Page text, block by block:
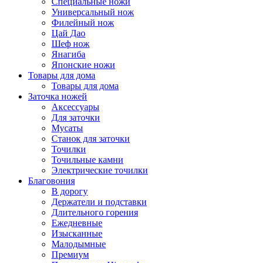
Универсальный нож
Филейный нож
Цай Дао
Шеф нож
Янагиба
Японские ножи
Товары для дома
Товары для дома
Заточка ножей
Аксессуары
Для заточки
Мусаты
Станок для заточки
Точилки
Точильные камни
Электрические точилки
Благовония
В дорогу
Держатели и подставки
Длительного горения
Ежедневные
Изысканные
Малодымные
Премиум